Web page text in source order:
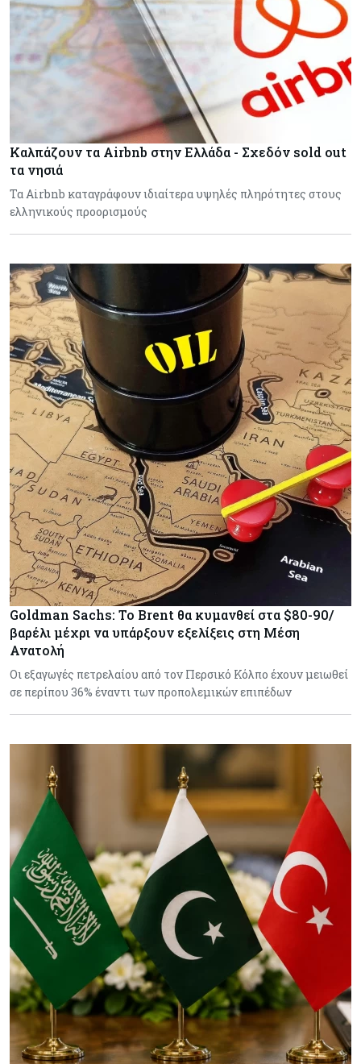
Καλπάζουν τα Airbnb στην Ελλάδα - Σχεδόν sold out
τα νησιά
Τα Airbnb καταγράφουν ιδιαίτερα υψηλές πληρότητες στους
ελληνικούς προορισμούς
Goldman Sachs: Το Brent θα κυμανθεί στα $80-90/
βαρέλι μέχρι να υπάρξουν εξελίξεις στη Μέση
Ανατολή
Οι εξαγωγές πετρελαίου από τον Περσικό Κόλπο έχουν μειωθεί
σε περίπου 36% έναντι των προπολεμικών επιπέδων